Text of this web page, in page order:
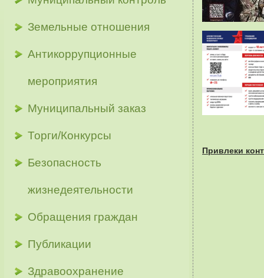
Земельные отношения
Антикоррупционные
мероприятия
Муниципальный заказ
Торги/Конкурсы
Безопасность
жизнедеятельности
Обращения граждан
Публикации
Здравоохранение
Привлеки